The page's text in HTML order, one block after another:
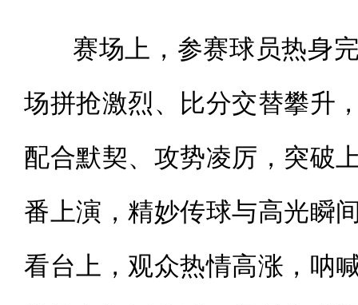
赛场上，参赛球员热身完
场拼抢激烈、比分交替攀升
配合默契、攻势凌厉，突破
番上演，精妙传球与高光瞬
看台上，观众热情高涨，呐